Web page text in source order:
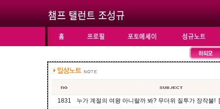
1831
누가 계절의 여왕 아니랄까 봐? 무더위 질투가 장작불!